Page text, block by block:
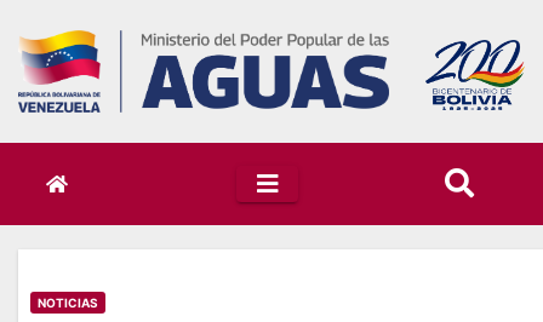
content
NOTICIAS